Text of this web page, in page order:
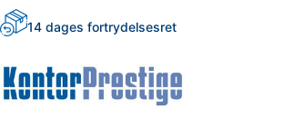
14 dages fortrydelsesret